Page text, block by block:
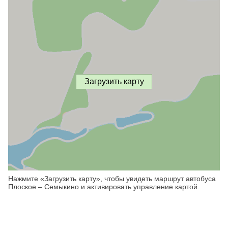
Загрузить карту
Нажмите «Загрузить карту», чтобы увидеть маршрут автобуса
Плоское – Семыкино и активировать управление картой.